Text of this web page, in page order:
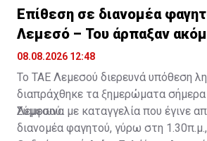
Επίθεση σε διανομέα
Λεμεσό – Του άρπαξαν
παραγγελία
08.08.2026 12:48
Το ΤΑΕ Λεμεσού διερευνά υπόθεση
διαπράχθηκε τα ξημερώματα
Λεμεσού.
Σύμφωνα με καταγγελία που έγινε
διανομέα φαγητού, γύρω στη